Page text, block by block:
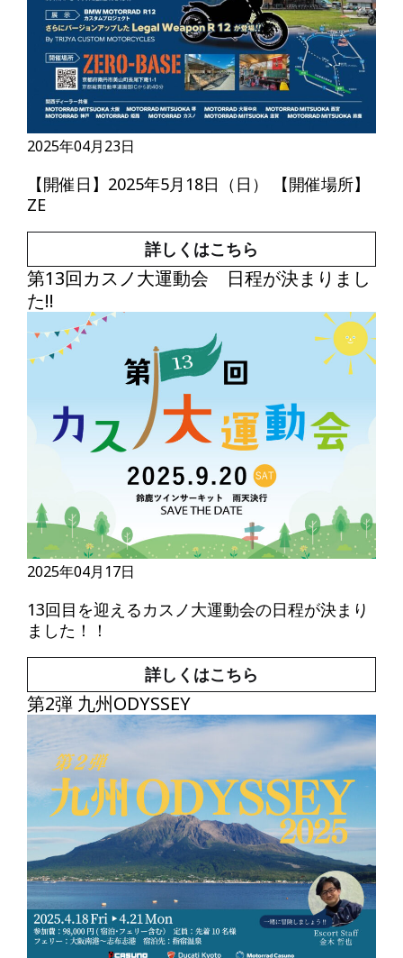
【開催日】2025年5月18日（日） 【開催場所】
ZE
2025年04月23日
詳しくはこちら
第13回カスノ大運動会 日程が決まりまし
た!!
13回目を迎えるカスノ大運動会の日程が決まり
ました！！
2025年04月17日
詳しくはこちら
第2弾 九州ODYSSEY